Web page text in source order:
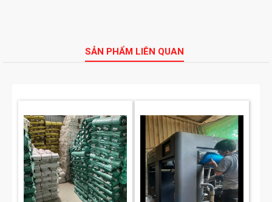
SẢN PHẨM LIÊN QUAN